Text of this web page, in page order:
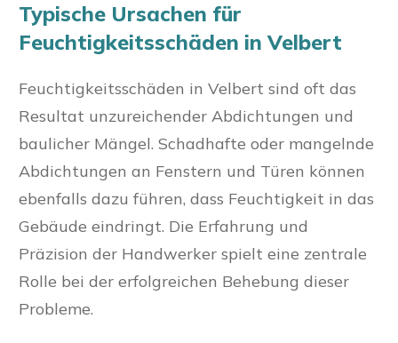
Typische Ursachen für
Feuchtigkeitsschäden in Velbert
Feuchtigkeitsschäden in Velbert sind oft das
Resultat unzureichender Abdichtungen und
baulicher Mängel. Schadhafte oder mangelnde
Abdichtungen an Fenstern und Türen können
ebenfalls dazu führen, dass Feuchtigkeit in das
Gebäude eindringt. Die Erfahrung und
Präzision der Handwerker spielt eine zentrale
Rolle bei der erfolgreichen Behebung dieser
Probleme.